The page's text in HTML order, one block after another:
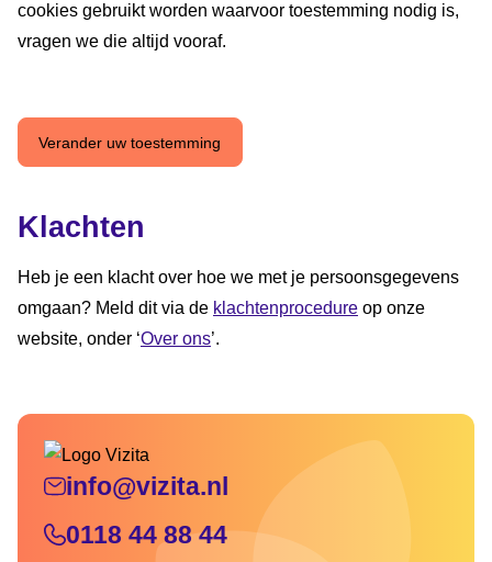
cookies gebruikt worden waarvoor toestemming nodig is,
vragen we die altijd vooraf.
Verander uw toestemming
Klachten
Heb je een klacht over hoe we met je persoonsgegevens
omgaan? Meld dit via de klachtenprocedure op onze
website, onder ‘Over ons’.
info@vizita.nl
0118 44 88 44